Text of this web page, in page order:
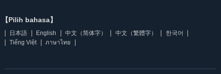
【Pilih bahasa】
日本語 English 中文（简体字） 中文（繁體字）
한국어
Tiếng Việt
ภาษาไทย